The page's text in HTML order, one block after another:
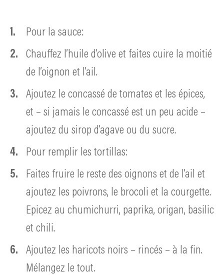
Pour la sauce:
Chauffez l’huile d’olive et faites cuire la moitié
de l’oignon et l’ail.
Ajoutez le concassé de tomates et les épices,
et – si jamais le concassé est un peu acide –
ajoutez du sirop d’agave ou du sucre.
Pour remplir les tortillas:
Faites fruire le reste des oignons et de l’ail et
ajoutez les poivrons, le brocoli et la courgette.
Epicez au chumichurri, paprika, origan, basilic
et chili.
Ajoutez les haricots noirs – rincés – à la fin.
Mélangez le tout.